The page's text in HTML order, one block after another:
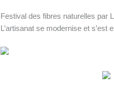
Festival des fibres naturelles par
L’artisanat se modernise et s’est